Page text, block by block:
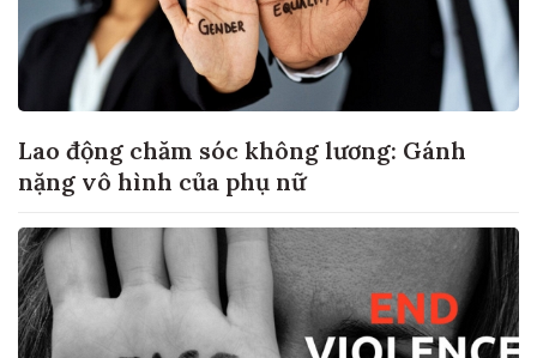
Lao động chăm sóc không lương: Gánh
nặng vô hình của phụ nữ